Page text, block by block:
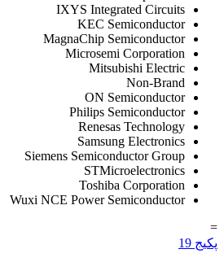
IXYS Integrated Circuits
KEC Semiconductor
MagnaChip Semiconductor
Microsemi Corporation
Mitsubishi Electric
Non-Brand
ON Semiconductor
Philips Semiconductor
Renesas Technology
Samsung Electronics
Siemens Semiconductor Group
STMicroelectronics
Toshiba Corporation
Wuxi NCE Power Semiconductor
=
پکیج 19